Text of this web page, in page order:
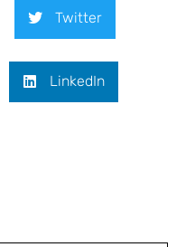
Twitter
LinkedIn